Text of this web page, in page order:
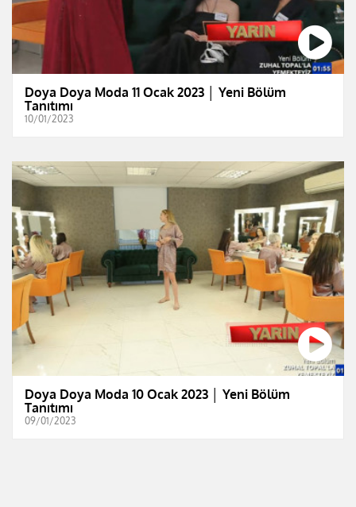
Doya Doya Moda 11 Ocak 2023 │ Yeni Bölüm
Tanıtımı
10/01/2023
Doya Doya Moda 10 Ocak 2023 │ Yeni Bölüm
Tanıtımı
09/01/2023